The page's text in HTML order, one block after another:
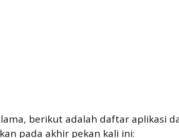
berikut adalah daftar aplikasi
pada akhir pekan kali ini: